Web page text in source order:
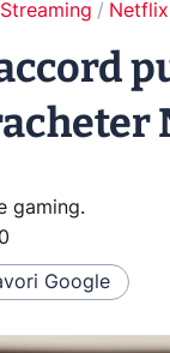
Netflix
gaming.
Google